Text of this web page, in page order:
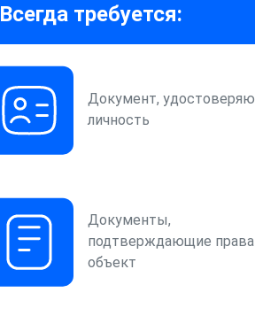
Всегда требуется:
Документ,
личность
Документы,
подтверждающие права
объект